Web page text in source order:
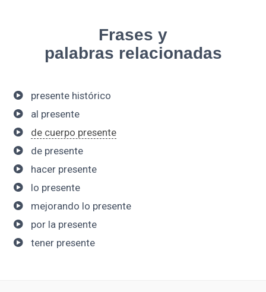
Frases y
palabras relacionadas
presente histórico
al presente
de cuerpo presente
de presente
hacer presente
lo presente
mejorando lo presente
por la presente
tener presente